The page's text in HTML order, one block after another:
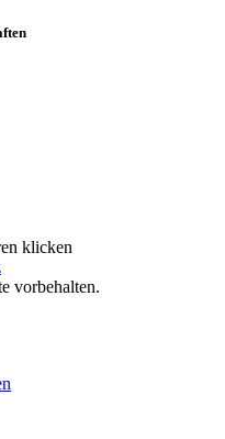
klicken
vorbehalten.